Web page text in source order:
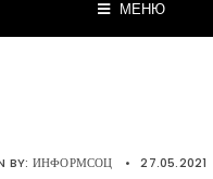
МЕНЮ
BY: ИНФОРМСОЦ • 27.05.2021